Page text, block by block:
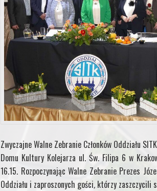
Zwyczajne Walne Zebranie Członków Oddziału
Domu Kultury Kolejarza ul. Św. Filipa 6 w
16.15. Rozpoczynając Walne Zebranie Prezes
Oddziału i zaproszonych gości, którzy zaszczycili